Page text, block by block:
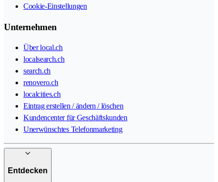
Cookie-Einstellungen
Unternehmen
Über local.ch
localsearch.ch
search.ch
renovero.ch
localcities.ch
Eintrag erstellen / ändern / löschen
Kundencenter für Geschäftskunden
Unerwünschtes Telefonmarketing
Entdecken